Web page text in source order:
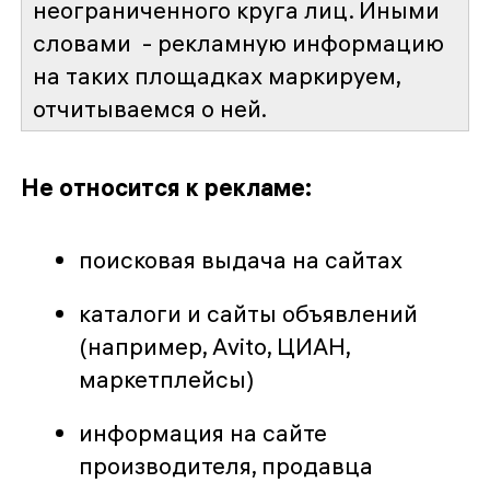
неограниченного круга лиц. Иными
словами - рекламную информацию
на таких площадках маркируем,
отчитываемся о ней.
Не относится к рекламе:
поисковая выдача на сайтах
каталоги и сайты объявлений
(например, Аvito, ЦИАН,
маркетплейсы)
информация на сайте
производителя, продавца